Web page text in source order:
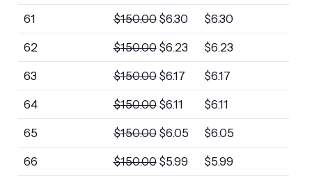
61 $150.00 $6.30 $6.30
62 $150.00 $6.23 $6.23
63 $150.00 $6.17 $6.17
64 $150.00 $6.11 $6.11
65 $150.00 $6.05 $6.05
66 $150.00 $5.99 $5.99